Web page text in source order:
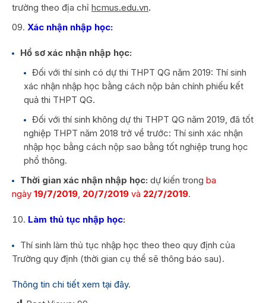
trường theo địa chỉ hcmus.edu.vn.
Xác nhận nhập học:
Hồ sơ xác nhận nhập học:
Đối với thí sinh có dự thi THPT QG năm 2019: Thí sinh
xác nhận nhập học bằng cách nộp bản chính phiếu kết
quả thi THPT QG.
Đối với thí sinh không dự thi THPT QG năm 2019, đã tốt
nghiệp THPT năm 2018 trở về trước: Thí sinh xác nhận
nhập học bằng cách nộp sao bằng tốt nghiệp trung học
phổ thông.
Thời gian xác nhận nhập học: dự kiến trong ba
ngày 19/7/2019, 20/7/2019 và 22/7/2019.
Làm thủ tục nhập học:
Thí sinh làm thủ tục nhập học theo theo quy định của
Trường quy định (thời gian cụ thể sẽ thông báo sau).
Thông tin chi tiết xem tại đây.